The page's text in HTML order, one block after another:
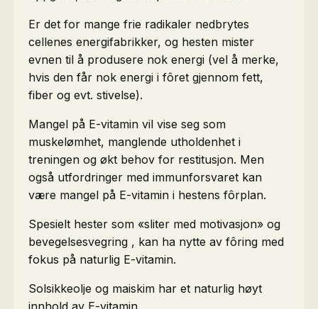
Er det for mange frie radikaler nedbrytes
cellenes energifabrikker, og hesten mister
evnen til å produsere nok energi (vel å merke,
hvis den får nok energi i fôret gjennom fett,
fiber og evt. stivelse).
Mangel på E-vitamin vil vise seg som
muskelømhet, manglende utholdenhet i
treningen og økt behov for restitusjon. Men
også utfordringer med immunforsvaret kan
være mangel på E-vitamin i hestens fôrplan.
Spesielt hester som «sliter med motivasjon» og
bevegelsesvegring , kan ha nytte av fôring med
fokus på naturlig E-vitamin.
Solsikkeolje og maiskim har et naturlig høyt